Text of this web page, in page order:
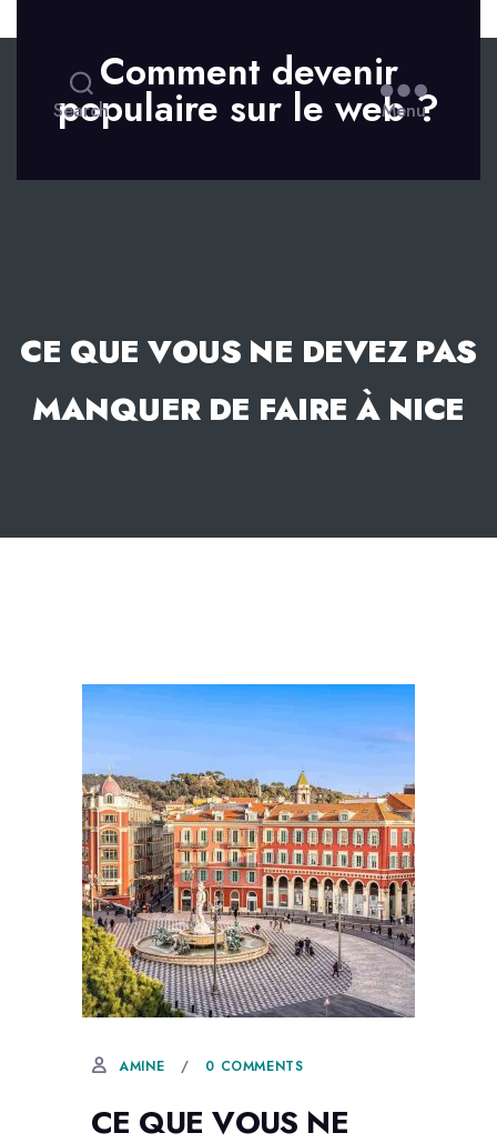
Search
Comment devenir
populaire sur le web ?
Menu
CE QUE VOUS NE DEVEZ PAS
MANQUER DE FAIRE À NICE
22 FÉVRIER, 2021
AMINE 0 COMMENTS
CE QUE VOUS NE